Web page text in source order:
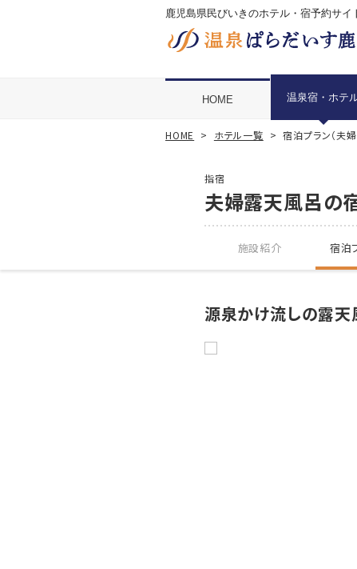
鹿児島県民びいきのホテル・宿予約サイ
HOME 温泉宿・ホテ
HOME ホテル一覧 宿泊プラン（夫
指宿
夫婦露天風呂
施設紹介 宿泊
源泉かけ流しの露